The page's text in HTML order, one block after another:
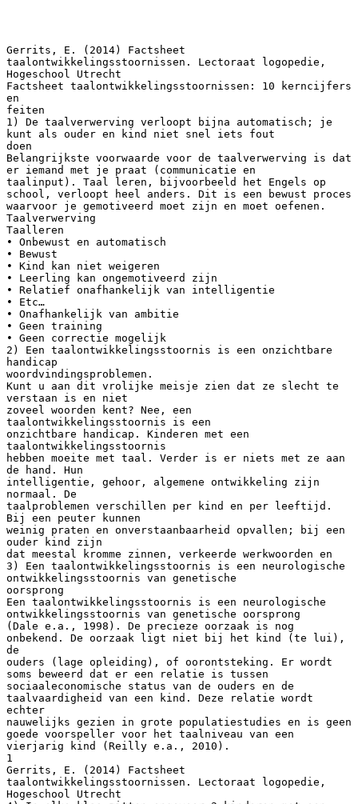
Gerrits, E. (2014) Factsheet
taalontwikkelingsstoornissen. Lectoraat logopedie,
Hogeschool Utrecht
Factsheet taalontwikkelingsstoornissen: 10 kerncijfers
en
feiten
1) De taalverwerving verloopt bijna automatisch; je
kunt als ouder en kind niet snel iets fout
doen
Belangrijkste voorwaarde voor de taalverwerving is dat
er iemand met je praat (communicatie en
taalinput). Taal leren, bijvoorbeeld het Engels op
school, verloopt heel anders. Dit is een bewust proces
waarvoor je gemotiveerd moet zijn en moet oefenen.
Taalverwerving
Taalleren
• Onbewust en automatisch
• Bewust
• Kind kan niet weigeren
• Leerling kan ongemotiveerd zijn
• Relatief onafhankelijk van intelligentie
• Etc…
• Onafhankelijk van ambitie
• Geen training
• Geen correctie mogelijk
2) Een taalontwikkelingsstoornis is een onzichtbare
handicap
woordvindingsproblemen.
Kunt u aan dit vrolijke meisje zien dat ze slecht te
verstaan is en niet
zoveel woorden kent? Nee, een
taalontwikkelingsstoornis is een
onzichtbare handicap. Kinderen met een
taalontwikkelingsstoornis
hebben moeite met taal. Verder is er niets met ze aan
de hand. Hun
intelligentie, gehoor, algemene ontwikkeling zijn
normaal. De
taalproblemen verschillen per kind en per leeftijd.
Bij een peuter kunnen
weinig praten en onverstaanbaarheid opvallen; bij een
ouder kind zijn
dat meestal kromme zinnen, verkeerde werkwoorden en
3) Een taalontwikkelingsstoornis is een neurologische
ontwikkelingsstoornis van genetische
oorsprong
Een taalontwikkelingsstoornis is een neurologische
ontwikkelingsstoornis van genetische oorsprong
(Dale e.a., 1998). De precieze oorzaak is nog
onbekend. De oorzaak ligt niet bij het kind (te lui),
de
ouders (lage opleiding), of oorontsteking. Er wordt
soms beweerd dat er een relatie is tussen
sociaaleconomische status van de ouders en de
taalvaardigheid van een kind. Deze relatie wordt
echter
nauwelijks gezien in grote populatiestudies en is geen
goede voorspeller voor het taalniveau van een
vierjarig kind (Reilly e.a., 2010).
1
Gerrits, E. (2014) Factsheet
taalontwikkelingsstoornissen. Lectoraat logopedie,
Hogeschool Utrecht